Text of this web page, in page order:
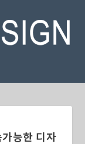
능한 디자